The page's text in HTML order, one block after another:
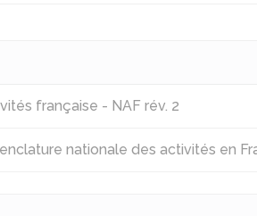
française - NAF rév. 2
nationale des activités en